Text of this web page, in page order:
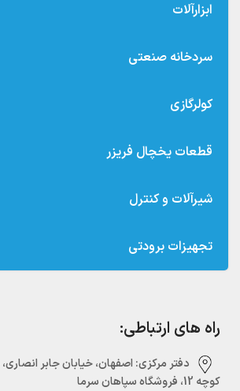
ابزارآلات
سردخانه صنعتی
کولرگازی
قطعات یخچال فریزر
شیرآلات و کنترل
تجهیزات برودتی
راه های ارتباطی:
دفتر مرکزی:‌ اصفهان، خیابان جابر
کوچه 12، فروشگاه سپاهان سرما